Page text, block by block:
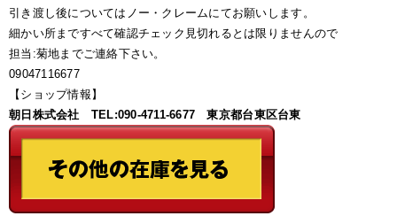
引き渡し後についてはノー・クレームにてお願いします。
細かい所まですべて確認チェック見切れるとは限りませんので
担当:菊地までご連絡下さい。
09047116677
【ショップ情報】
朝日株式会社 TEL:090-4711-6677 東京都台東区台東